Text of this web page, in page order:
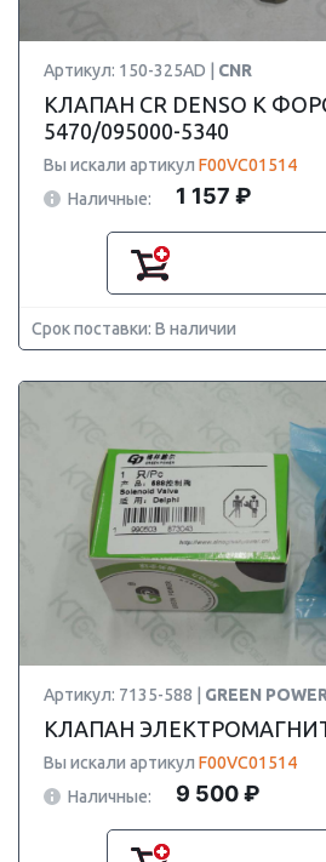
Артикул: 150-325AD | CNR
КЛАПАН CR DENSO К
5470/095000-5340
Вы искали артикул F00VC01514
Наличные:
1 157 ₽
Срок поставки: В наличии
Артикул: 7135-588 | GREEN POWER
КЛАПАН
Вы искали артикул F00VC01514
Наличные:
9 500 ₽